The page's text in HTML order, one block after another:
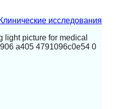
Клинические исследования